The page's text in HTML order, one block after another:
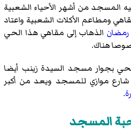
المسجد من أشهر الأحياء الشعبية
ومطاعم الأكلات الشعبية واعتاد
رمضان الذهاب إلى مقاهي هذا الحي
هناك.
بجوار مسجد السيدة زينب أيضا
موازي للمسجد ويعد من أكبر
.
المسجد